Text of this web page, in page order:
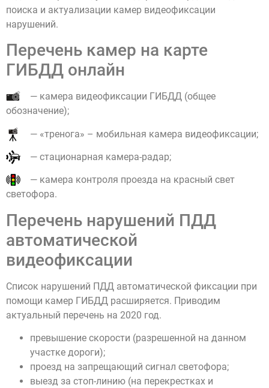
поиска и актуализации камер видеофиксации
нарушений.
Перечень камер на карте
ГИБДД онлайн
— камера видеофиксации ГИБДД (общее
обозначение);
— «тренога» – мобильная камера видеофиксации;
— стационарная камера-радар;
— камера контроля проезда на красный свет
светофора.
Перечень нарушений ПДД
автоматической
видеофиксации
Список нарушений ПДД автоматической фиксации при
помощи камер ГИБДД расширяется. Приводим
актуальный перечень на 2020 год.
превышение скорости (разрешенной на данном
участке дороги);
проезд на запрещающий сигнал светофора;
выезд за стоп-линию (на перекрестках и